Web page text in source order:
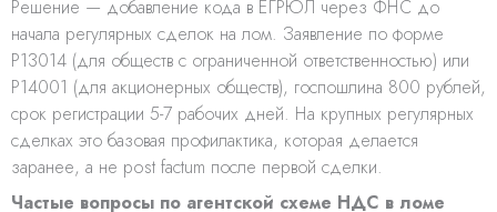
Решение — добавление кода в ЕГРЮЛ через ФНС до
начала регулярных сделок на лом. Заявление по форме
Р13014 (для обществ с ограниченной ответственностью) или
Р14001 (для акционерных обществ), госпошлина 800 рублей,
срок регистрации 5-7 рабочих дней. На крупных регулярных
сделках это базовая профилактика, которая делается
заранее, а не post factum после первой сделки.
Частые вопросы по агентской схеме НДС в ломе